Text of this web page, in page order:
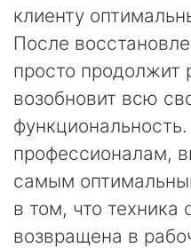
клиенту
После
просто продолжит
возобновит всю
профессионалам,
самым
в том, что техника
возвращена в